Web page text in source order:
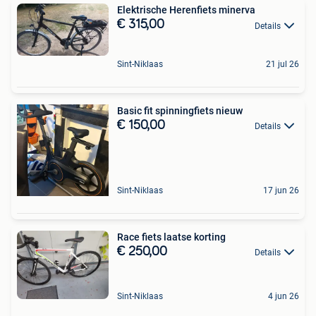
Elektrische Herenfiets minerva
€ 315,00 Details
Sint-Niklaas 21 jul 26
Basic fit spinningfiets nieuw
€ 150,00 Details
Sint-Niklaas 17 jun 26
Race fiets laatse korting
€ 250,00 Details
Sint-Niklaas 4 jun 26